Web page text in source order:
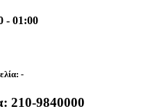
- 01:00
-
210-9840000